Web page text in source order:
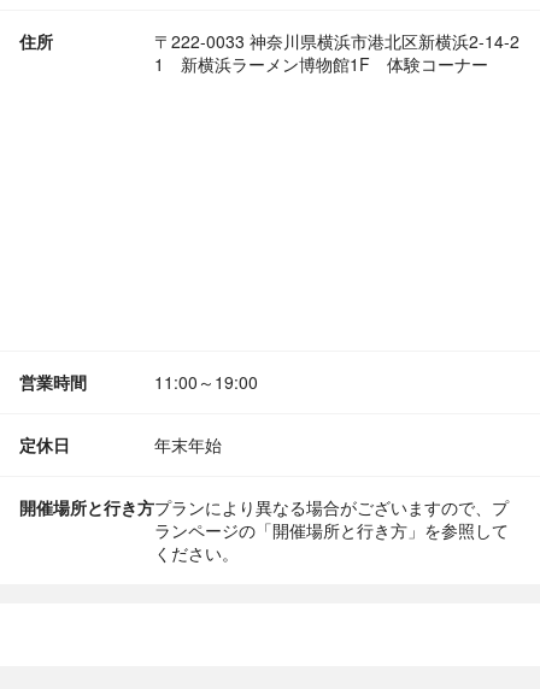
住所
〒222-0033 神奈川県横浜市港北区新横浜2-14-2
1 新横浜ラーメン博物館1F 体験コーナー
営業時間 11:00～19:00
定休日 年末年始
開催場所と行き方プランにより異なる場合がございますので、プ
ランページの「開催場所と行き方」を参照して
ください。